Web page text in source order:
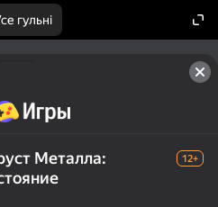
гульні
Металла:
12+